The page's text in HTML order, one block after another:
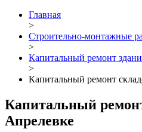
Главная
>
Строительно-монтажные
>
Капитальный ремонт
>
Капитальный ремонт
Капитальный
Апрелевке